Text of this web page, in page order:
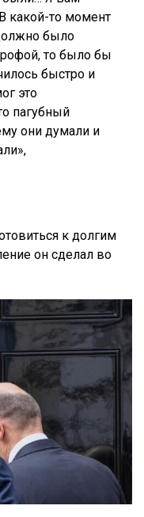
какой-то момент
было
то было бы
быстро и
это
пагубный
они думали и
к долгим
он сделал во